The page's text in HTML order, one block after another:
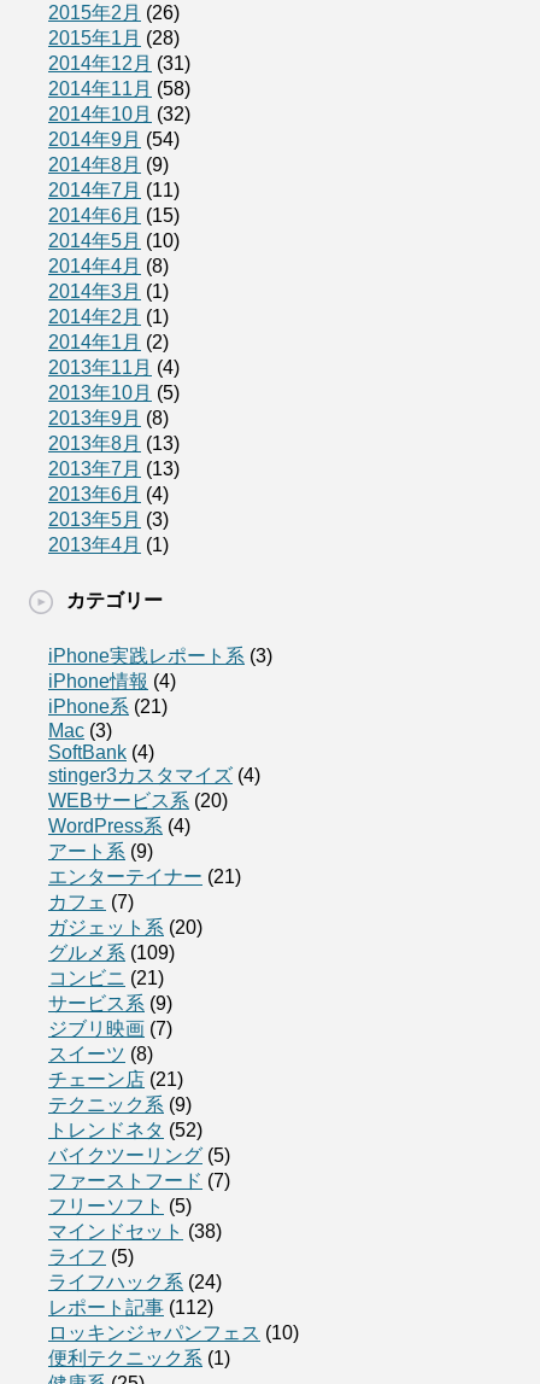
2015年2月 (26)
2015年1月 (28)
2014年12月 (31)
2014年11月 (58)
2014年10月 (32)
2014年9月 (54)
2014年8月 (9)
2014年7月 (11)
2014年6月 (15)
2014年5月 (10)
2014年4月 (8)
2014年3月 (1)
2014年2月 (1)
2014年1月 (2)
2013年11月 (4)
2013年10月 (5)
2013年9月 (8)
2013年8月 (13)
2013年7月 (13)
2013年6月 (4)
2013年5月 (3)
2013年4月 (1)
カテゴリー
iPhone実践レポート系 (3)
iPhone情報 (4)
iPhone系 (21)
Mac (3)
SoftBank (4)
stinger3カスタマイズ (4)
WEBサービス系 (20)
WordPress系 (4)
アート系 (9)
エンターテイナー (21)
カフェ (7)
ガジェット系 (20)
グルメ系 (109)
コンビニ (21)
サービス系 (9)
ジブリ映画 (7)
スイーツ (8)
チェーン店 (21)
テクニック系 (9)
トレンドネタ (52)
バイクツーリング (5)
ファーストフード (7)
フリーソフト (5)
マインドセット (38)
ライフ (5)
ライフハック系 (24)
レポート記事 (112)
ロッキンジャパンフェス (10)
便利テクニック系 (1)